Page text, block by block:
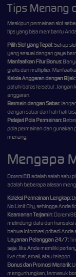
Tips Menang
Meskipun permainan slot
tips yang bisa membantu
Pilih Slot yang Tepat:Setiap
yang sesuai dengan gaya
Manfaatkan Fitur Bonus:
gratis dan multiplier.
Kelola Anggaran dengan Bijak:
patuhi batas tersebut. Jangan
anggaran.
Bermain dengan Sabar:
dengan sabar dan hati-hati
Pelajari Pola Permainan:
pola permainan dan gunakan
menang.
Mengapa
Doremi88 adalah salah satu
adalah beberapa alasan
Koleksi Permainan Lengkap:
No Limit City, sehingga Anda
Keamanan Terjamin:
melindungi data dan
bahwa informasi pribadi Anda
Layanan Pelanggan 24/7:
saja. Jika Anda memiliki
live chat, email, atau telepon.
Bonus dan Promosi Menarik:
menguntungkan, termasuk